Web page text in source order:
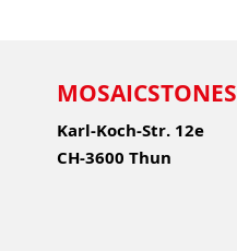
MOSAICSTONES
Karl-Koch-Str. 12e
CH-3600 Thun